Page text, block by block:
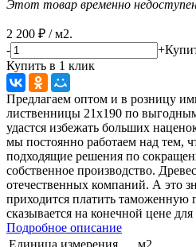
Этот товар временно недоступен
2 200 ₽ /м2.
-
+
Купить в 1 клик
Предлагаем оптом и в розницу
лиственницы 21х190 по
удастся избежать больших
мы постоянно работаем над тем,
подходящие решения по
собственное производство.
отечественных компаний. А это
приходится платить таможенную
сказывается на конечной цене для
Подробное описание
Единица измерения
м2.